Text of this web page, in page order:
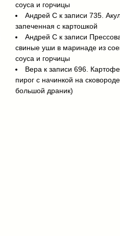
соуса и горчицы
Андрей Ск записи 735.
запеченная с картошкой
Андрей Ск записи
свиные уши в маринаде из
соуса и горчицы
Верак записи 696.
пирог с начинкой на
большой драник)